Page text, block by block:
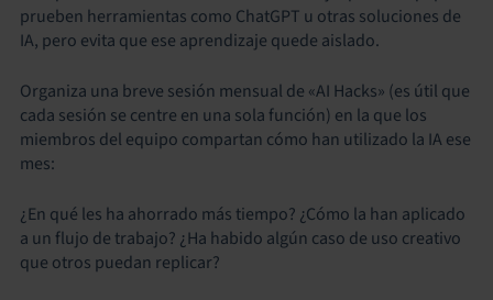
prueben herramientas como ChatGPT u otras soluciones de
IA, pero evita que ese aprendizaje quede aislado.
Organiza una breve sesión mensual de «AI Hacks» (es útil que
cada sesión se centre en una sola función) en la que los
miembros del equipo compartan cómo han utilizado la IA ese
mes:
¿En qué les ha ahorrado más tiempo? ¿Cómo la han aplicado
a un flujo de trabajo? ¿Ha habido algún caso de uso creativo
que otros puedan replicar?